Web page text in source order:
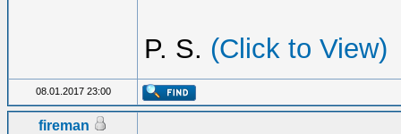
P. S. (Click to View)
08.01.2017 23:00
fireman